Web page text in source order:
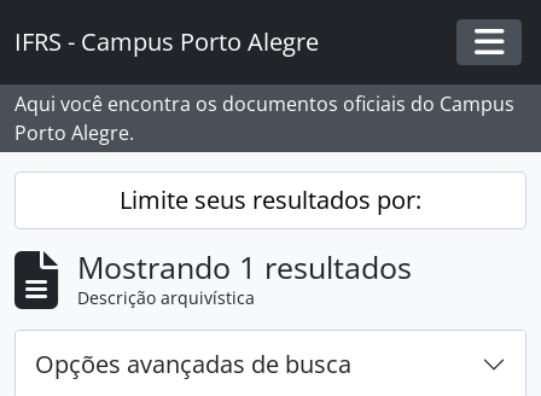
IFRS - Campus Porto Alegre
Aqui você encontra os documentos oficiais do Campus
Porto Alegre.
Limite seus resultados por:
Mostrando 1 resultados
Descrição arquivística
Opções avançadas de busca